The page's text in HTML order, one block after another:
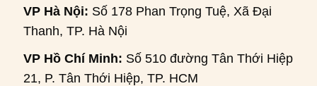
VP Hà Nội: Số 178 Phan Trọng Tuệ, Xã Đại
Thanh, TP. Hà Nội
VP Hồ Chí Minh: Số 510 đường Tân Thới Hiệp
21, P. Tân Thới Hiệp, TP. HCM